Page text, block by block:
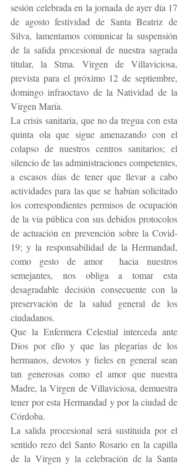
sesión celebrada en la jornada de ayer día 17
de agosto festividad de Santa Beatriz de
Silva, lamentamos comunicar la suspensión
de la salida procesional de nuestra sagrada
titular, la Stma. Virgen de Villaviciosa,
prevista para el próximo 12 de septiembre,
domingo infraoctavo de la Natividad de la
Virgen María.
La crisis sanitaria, que no da tregua con esta
quinta ola que sigue amenazando con el
colapso de nuestros centros sanitarios; el
silencio de las administraciones competentes,
a escasos días de tener que llevar a cabo
actividades para las que se habían solicitado
los correspondientes permisos de ocupación
de la vía pública con sus debidos protocolos
de actuación en prevención sobre la Covid-
19; y la responsabilidad de la Hermandad,
como gesto de amor  hacia nuestros
semejantes, nos obliga a tomar esta
desagradable decisión consecuente con la
preservación de la salud general de los
ciudadanos.
Que la Enfermera Celestial interceda ante
Dios por ello y que las plegarias de los
hermanos, devotos y fieles en general sean
tan generosas como el amor que nuestra
Madre, la Virgen de Villaviciosa, demuestra
tener por esta Hermandad y por la ciudad de
Córdoba.
La salida procesional será sustituida por el
sentido rezo del Santo Rosario en la capilla
de la Virgen y la celebración de la Santa